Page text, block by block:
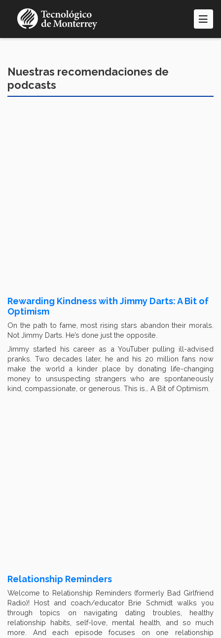
contenido
Nuestras recomendaciones de
podcasts
Rewarding Kindness with Jimmy Darts: A Bit of
Optimism
On the path to fame, most rising stars abandon their morals.
Not Jimmy Darts. He’s done just the opposite.
Jimmy started his career as a YouTuber pulling ill-advised
pranks. Two decades later, he and his 20 million fans now
make the world a kinder place by donating life-changing
money to unsuspecting strangers who are spontaneously
kind, compassionate, or generous. This is… A Bit of Optimism.
Relationship Reminders
Welcome to Relationship Reminders (formerly Bad Girlfriend
Radio)! Host and coach/educator Brie Schmidt walks you
through topics on navigating dating troubles, healthy
relationship habits, self-love, mental health, and so much
more. And each episode focuses on one relationship